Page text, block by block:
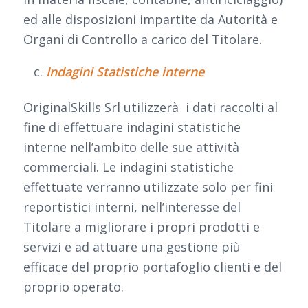
ed alle disposizioni impartite da Autorità e
Organi di Controllo a carico del Titolare.
Indagini Statistiche interne
OriginalSkills Srl utilizzerà i dati raccolti al
fine di effettuare indagini statistiche
interne nell’ambito delle sue attività
commerciali. Le indagini statistiche
effettuate verranno utilizzate solo per fini
reportistici interni, nell’interesse del
Titolare a migliorare i propri prodotti e
servizi e ad attuare una gestione più
efficace del proprio portafoglio clienti e del
proprio operato.